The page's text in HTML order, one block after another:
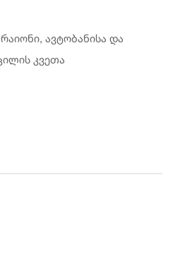
ავტობანისა და
კვეთა